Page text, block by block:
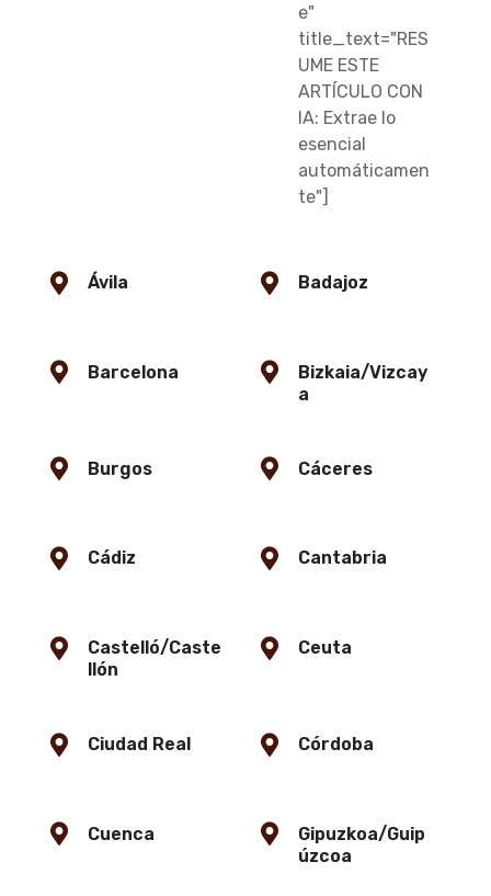
e"
title_text="RES
UME ESTE
ARTÍCULO CON
IA: Extrae lo
esencial
automáticamen
te"]
Ávila Badajoz
Barcelona
Bizkaia/Vizcay
a
Burgos Cáceres
Cádiz Cantabria
Castelló/Caste
llón
Ceuta
Ciudad Real Córdoba
Cuenca
Gipuzkoa/Guip
úzcoa